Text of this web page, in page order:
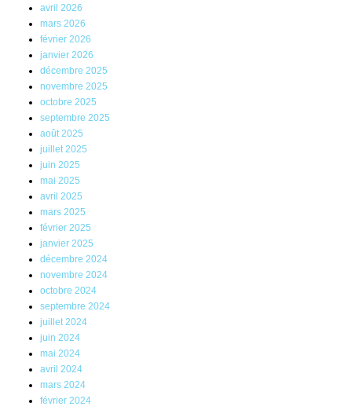
avril 2026
mars 2026
février 2026
janvier 2026
décembre 2025
novembre 2025
octobre 2025
septembre 2025
août 2025
juillet 2025
juin 2025
mai 2025
avril 2025
mars 2025
février 2025
janvier 2025
décembre 2024
novembre 2024
octobre 2024
septembre 2024
juillet 2024
juin 2024
mai 2024
avril 2024
mars 2024
février 2024